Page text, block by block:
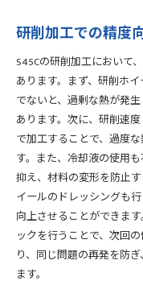
加工プロセ
剛性低下を
長期間の使
加工・熱処
S45Cの長所を
S45Cのメ
適切な加工
熱処理によ
コストと効
現場での実
加工・熱処
研削加工での精度
S45Cの研削加工において
あります。まず、研削ホ
でないと、過剰な熱が発
あります。次に、研削速
で加工することで、過度
す。また、冷却液の使用
抑え、材料の変形を防止
イールのドレッシングも
向上させることができま
ックを行うことで、次回
り、同じ問題の再発を防
ます。